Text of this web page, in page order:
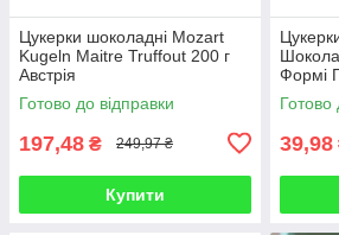
Цукерки шоколадні Mozart
Kugeln Maitre Truffout 200 г
Австрія
Готово до відправки
197,48 ₴ 249,97 ₴
Купити
Формі
Кремом
всього
Готово
39,98